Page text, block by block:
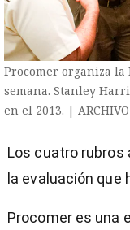
Procomer organiza
semana. Stanley
en el 2013. | ARCHIVO
Los cuatro rubros
la evaluación que
Procomer es una